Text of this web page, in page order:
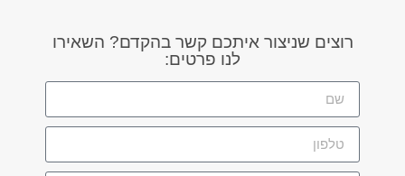
רוצים שניצור איתכם קשר בהקדם? השאירו
לנו פרטים: